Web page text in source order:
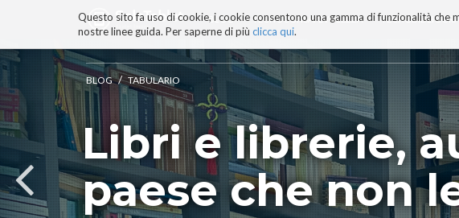
Questo sito fa uso di cookie, i cookie consentono una gamma di funzionalità
nostre linee guida. Per saperne di più clicca qui.
BLOG TECNOCONSAPEVOLEZZA
ai
contenuti.
|
Salta
alla
navigazione
BLOG / TABULARIO
Libri e librerie,
paese che non